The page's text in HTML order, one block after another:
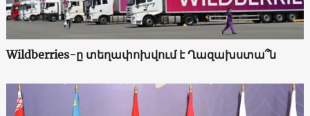
Wildberries-ը տեղափոխվում է Ղազախստա՞ն